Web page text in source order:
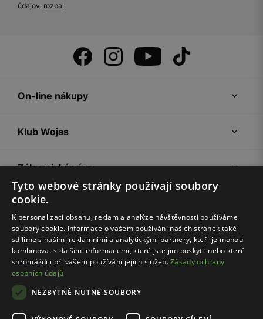
údajov: rozbal
On-line nákupy
Klub Wojas
Zákaznická zóna
Společnost Wojas
Rady
Tyto webové stránky používají soubory
cookie.
K personalizaci obsahu, reklam a analýze návštěvnosti používáme
soubory cookie. Informace o vašem používání našich stránek také
sdílíme s našimi reklamními a analytickými partnery, kteří je mohou
kombinovat s dalšími informacemi, které jste jim poskytli nebo které
shromáždili při vašem používání jejich služeb.Zásady ochrany
osobních údajů
NEZBYTNĚ NUTNÉ SOUBORY